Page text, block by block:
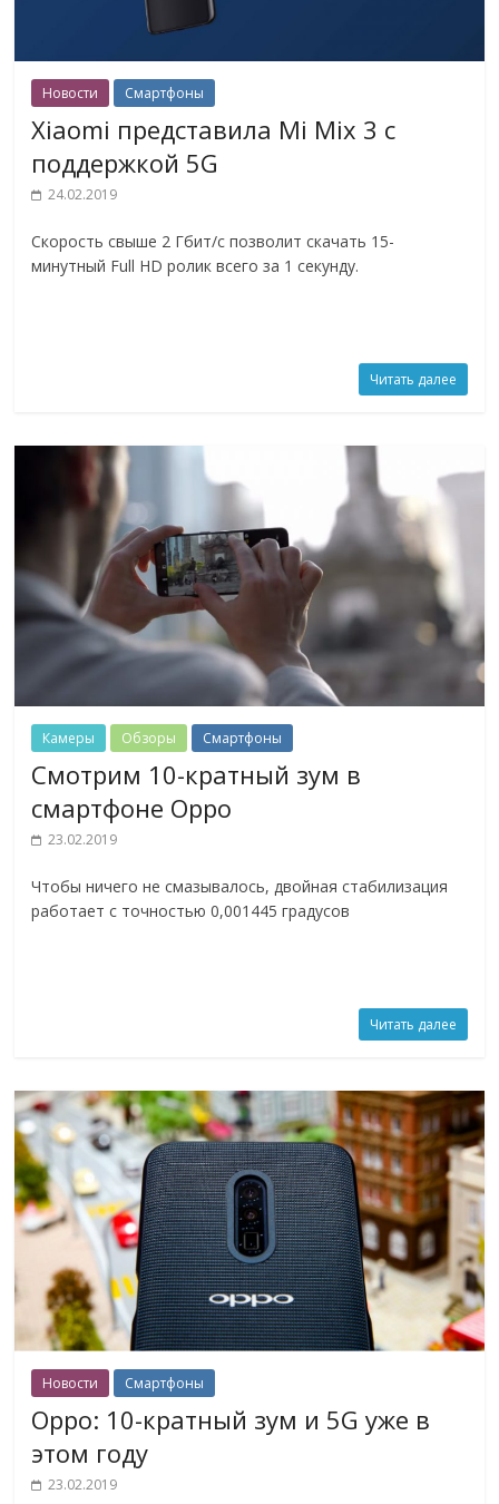
Новости Смартфоны
Xiaomi представила Mi Mix 3 с
поддержкой 5G
24.02.2019
Скорость свыше 2 Гбит/с позволит скачать 15-
минутный Full HD ролик всего за 1 секунду.
Читать далее
Камеры Обзоры Смартфоны
Смотрим 10-кратный зум в
смартфоне Oppo
23.02.2019
Чтобы ничего не смазывалось, двойная стабилизация
работает с точностью 0,001445 градусов
Читать далее
Новости Смартфоны
Oppo: 10-кратный зум и 5G уже в
этом году
23.02.2019